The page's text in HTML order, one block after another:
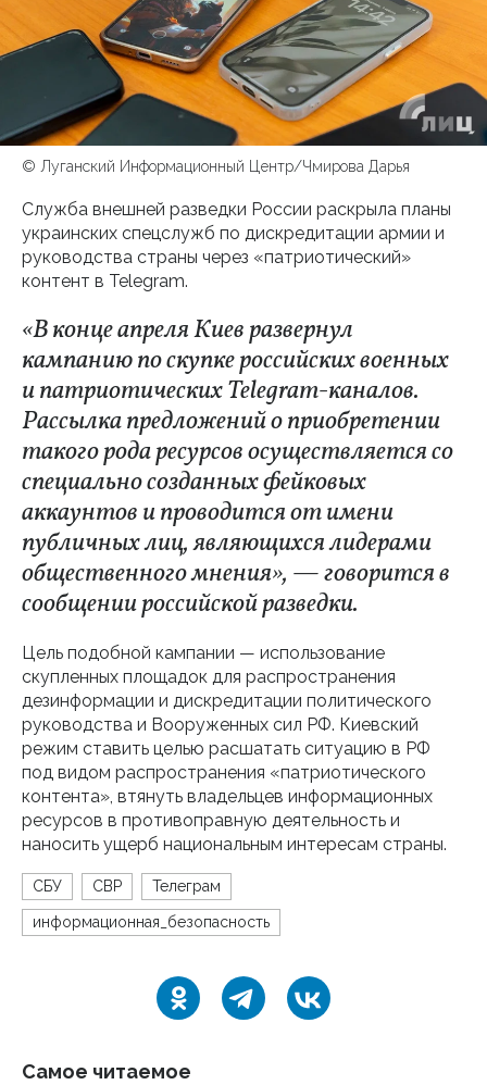
© Луганский Информационный Центр/Чмирова Дарья
Служба внешней разведки России раскрыла планы
украинских спецслужб по дискредитации армии и
руководства страны через «патриотический»
контент в Telegram.
«В конце апреля Киев развернул
кампанию по скупке российских военных
и патриотических Telegram-каналов.
Рассылка предложений о приобретении
такого рода ресурсов осуществляется со
специально созданных фейковых
аккаунтов и проводится от имени
публичных лиц, являющихся лидерами
общественного мнения», — говорится в
сообщении российской разведки.
Цель подобной кампании — использование
скупленных площадок для распространения
дезинформации и дискредитации политического
руководства и Вооруженных сил РФ. Киевский
режим ставить целью расшатать ситуацию в РФ
под видом распространения «патриотического
контента», втянуть владельцев информационных
ресурсов в противоправную деятельность и
наносить ущерб национальным интересам страны.
СБУ СВР Телеграм
информационная_безопасность
Самое читаемое